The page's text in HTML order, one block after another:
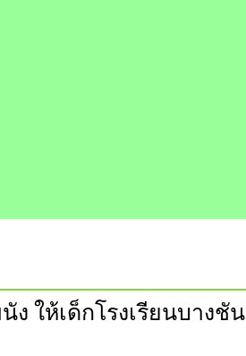
ให้เด็กโรงเรียนบางชัน